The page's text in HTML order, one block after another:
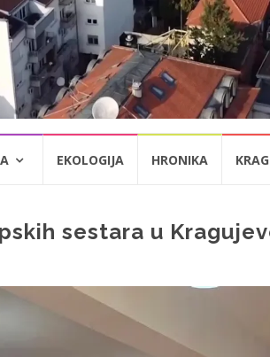
EKOLOGIJA HRONIKA
sestara u